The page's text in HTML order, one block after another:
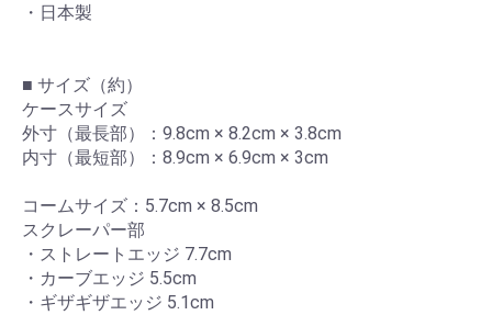
・日本製
■ サイズ（約）
ケースサイズ
外寸（最長部）：9.8cm × 8.2cm × 3.8cm
内寸（最短部）：8.9cm × 6.9cm × 3cm
コームサイズ：5.7cm × 8.5cm
スクレーパー部
・ストレートエッジ 7.7cm
・カーブエッジ 5.5cm
・ギザギザエッジ 5.1cm
お買い物を続ける